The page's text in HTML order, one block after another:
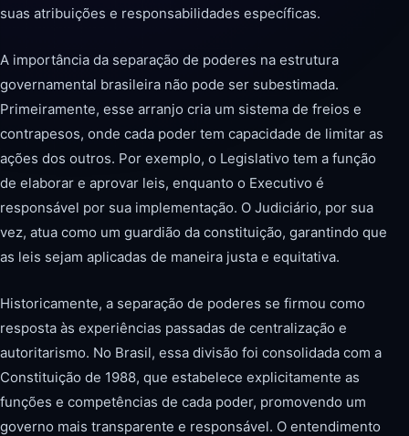
suas atribuições e responsabilidades específicas.
A importância da separação de poderes na estrutura
governamental brasileira não pode ser subestimada.
Primeiramente, esse arranjo cria um sistema de freios e
contrapesos, onde cada poder tem capacidade de limitar as
ações dos outros. Por exemplo, o Legislativo tem a função
de elaborar e aprovar leis, enquanto o Executivo é
responsável por sua implementação. O Judiciário, por sua
vez, atua como um guardião da constituição, garantindo que
as leis sejam aplicadas de maneira justa e equitativa.
Historicamente, a separação de poderes se firmou como
resposta às experiências passadas de centralização e
autoritarismo. No Brasil, essa divisão foi consolidada com a
Constituição de 1988, que estabelece explicitamente as
funções e competências de cada poder, promovendo um
governo mais transparente e responsável. O entendimento